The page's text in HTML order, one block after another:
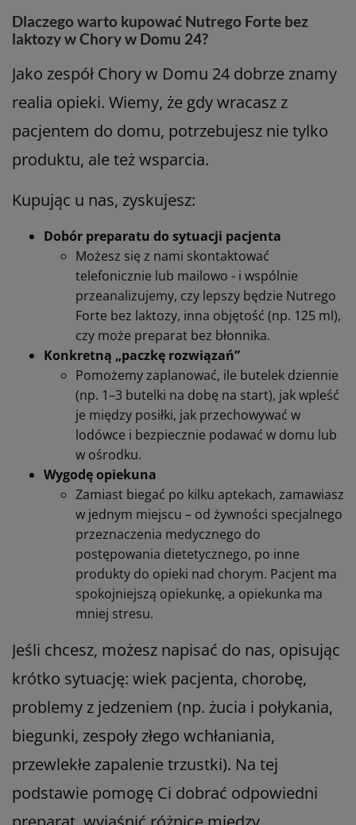
Dlaczego warto kupować Nutrego Forte bez
laktozy w Chory w Domu 24?
Jako zespół Chory w Domu 24 dobrze znamy
realia opieki. Wiemy, że gdy wracasz z
pacjentem do domu, potrzebujesz nie tylko
produktu, ale też wsparcia.
Kupując u nas, zyskujesz:
Dobór preparatu do sytuacji pacjenta
Możesz się z nami skontaktować
telefonicznie lub mailowo - i wspólnie
przeanalizujemy, czy lepszy będzie Nutrego
Forte bez laktozy, inna objętość (np. 125 ml),
czy może preparat bez błonnika.
Konkretną „paczkę rozwiązań”
Pomożemy zaplanować, ile butelek dziennie
(np. 1–3 butelki na dobę na start), jak wpleść
je między posiłki, jak przechowywać w
lodówce i bezpiecznie podawać w domu lub
w ośrodku.
Wygodę opiekuna
Zamiast biegać po kilku aptekach, zamawiasz
w jednym miejscu – od żywności specjalnego
przeznaczenia medycznego do
postępowania dietetycznego, po inne
produkty do opieki nad chorym. Pacjent ma
spokojniejszą opiekunkę, a opiekunka ma
mniej stresu.
Jeśli chcesz, możesz napisać do nas, opisując
krótko sytuację: wiek pacjenta, chorobę,
problemy z jedzeniem (np. żucia i połykania,
biegunki, zespoły złego wchłaniania,
przewlekłe zapalenie trzustki). Na tej
podstawie pomogę Ci dobrać odpowiedni